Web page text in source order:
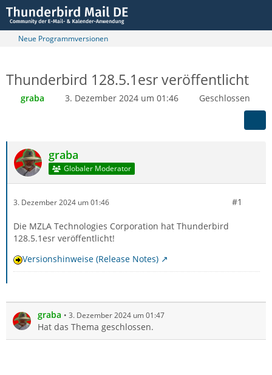
Neue Programmversionen
Thunderbird 128.5.1esr veröffentlicht
graba 3. Dezember 2024 um 01:46 Geschlossen
graba
Globaler Moderator
3. Dezember 2024 um 01:46 #1
Die MZLA Technologies Corporation hat Thunderbird
128.5.1esr veröffentlicht!
Versionshinweise (Release Notes)
graba 3. Dezember 2024 um 01:47
Hat das Thema geschlossen.